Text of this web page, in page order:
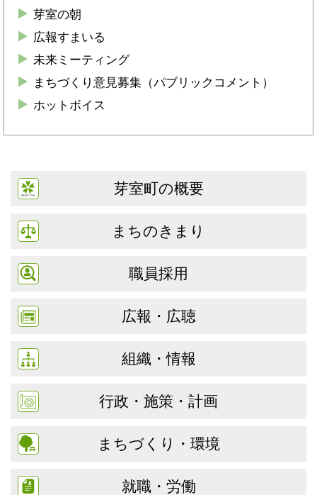
芽室の朝
広報すまいる
未来ミーティング
まちづくり意見募集（パブリックコメント）
ホットボイス
芽室町の概要
まちのきまり
職員採用
広報・広聴
組織・情報
行政・施策・計画
まちづくり・環境
就職・労働